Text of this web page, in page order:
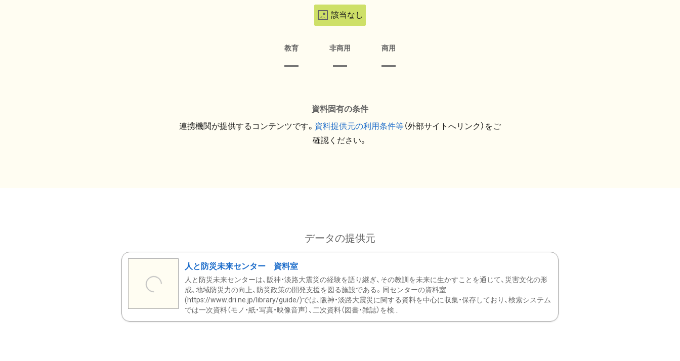
該当なし
教育 非商用 商用
資料固有の条件
連携機関が提供するコンテンツです。 資料提供元の利用条件等（外部サイトへリンク）をご
確認ください。
データの提供元
人と防災未来センター 資料室
人と防災未来センターは、阪神・淡路大震災の経験を語り継ぎ、その教訓を未来に生かすことを通じて、災害文化の形
成、地域防災力の向上、防災政策の開発支援を図る施設である。同センターの資料室
(https://www.dri.ne.jp/library/guide/)では、阪神・淡路大震災に関する資料を中心に収集・保存しており、検索システム
では一次資料（モノ・紙・写真・映像音声）、二次資料（図書・雑誌）を検...